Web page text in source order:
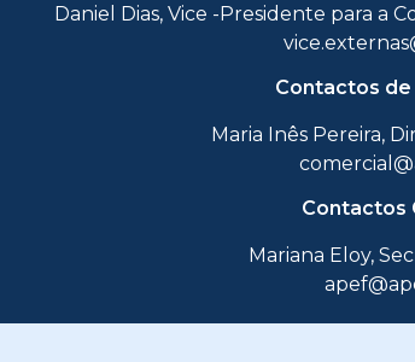
Daniel Dias, Vice -Presidente para a
Contactos de
Maria Inês Pereira,
Contactos
Mariana Eloy,